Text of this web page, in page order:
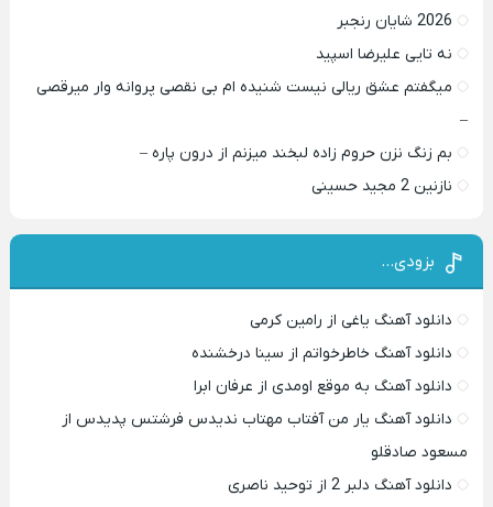
2026 شایان رنجبر
نه تایی علیرضا اسپید
میگفتم عشق ریالی نیست شنیده ام بی نقصی پروانه وار میرقصی
–
بم زنگ نزن حروم زاده لبخند میزنم از درون پاره –
نازنین 2 مجید حسینی
بزودی…
دانلود آهنگ یاغی از رامین کرمی
دانلود آهنگ خاطرخواتم از سینا درخشنده
دانلود آهنگ به موقع اومدی از عرفان ابرا
دانلود آهنگ یار من آفتاب مهتاب ندیدس فرشتس پدیدس از
مسعود صادقلو
دانلود آهنگ دلبر 2 از توحید ناصری